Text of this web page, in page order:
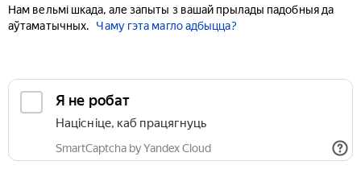
Нам вельмі шкада, але запыты з вашай прылады падобныя да
аўтаматычных.
Чаму гэта магло адбыцца?
Я не робат
Націсніце, каб працягнуць
SmartCaptcha by Yandex Cloud